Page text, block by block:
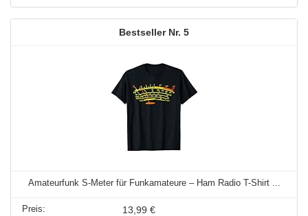
5
Amateurfunk S-Meter für Funkamateure – Ham Radio T-Shirt ...
13,99 €